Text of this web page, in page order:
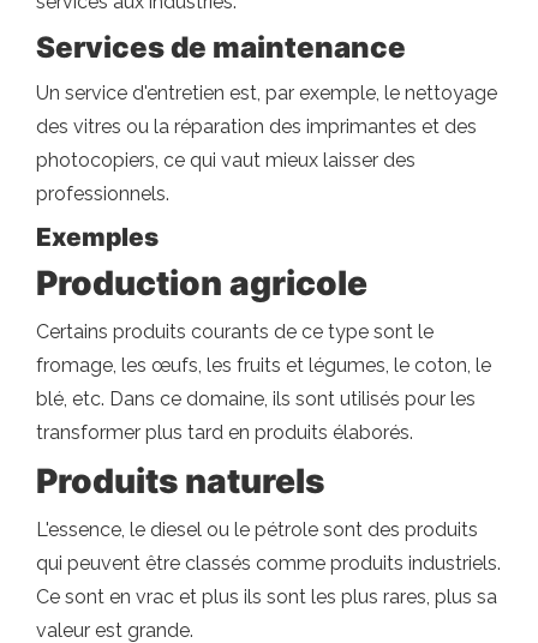
Services de maintenance
Un service d'entretien est, par exemple, le nettoyage
des vitres ou la réparation des imprimantes et des
photocopiers, ce qui vaut mieux laisser des
professionnels.
Exemples
Production agricole
Certains produits courants de ce type sont le
fromage, les œufs, les fruits et légumes, le coton, le
blé, etc. Dans ce domaine, ils sont utilisés pour les
transformer plus tard en produits élaborés.
Produits naturels
L'essence, le diesel ou le pétrole sont des produits
qui peuvent être classés comme produits industriels.
Ce sont en vrac et plus ils sont les plus rares, plus sa
valeur est grande.